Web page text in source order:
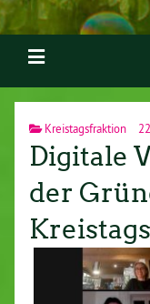
Kreistagsfraktion
Digitale
der